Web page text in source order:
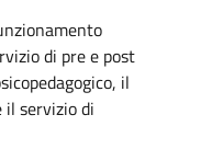
di pre e post
il
il servizio di